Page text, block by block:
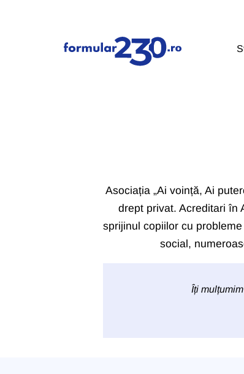
Asociația „Ai voință, Ai
drept privat. Acreditari în
sprijinul copiilor cu
social,
Îți